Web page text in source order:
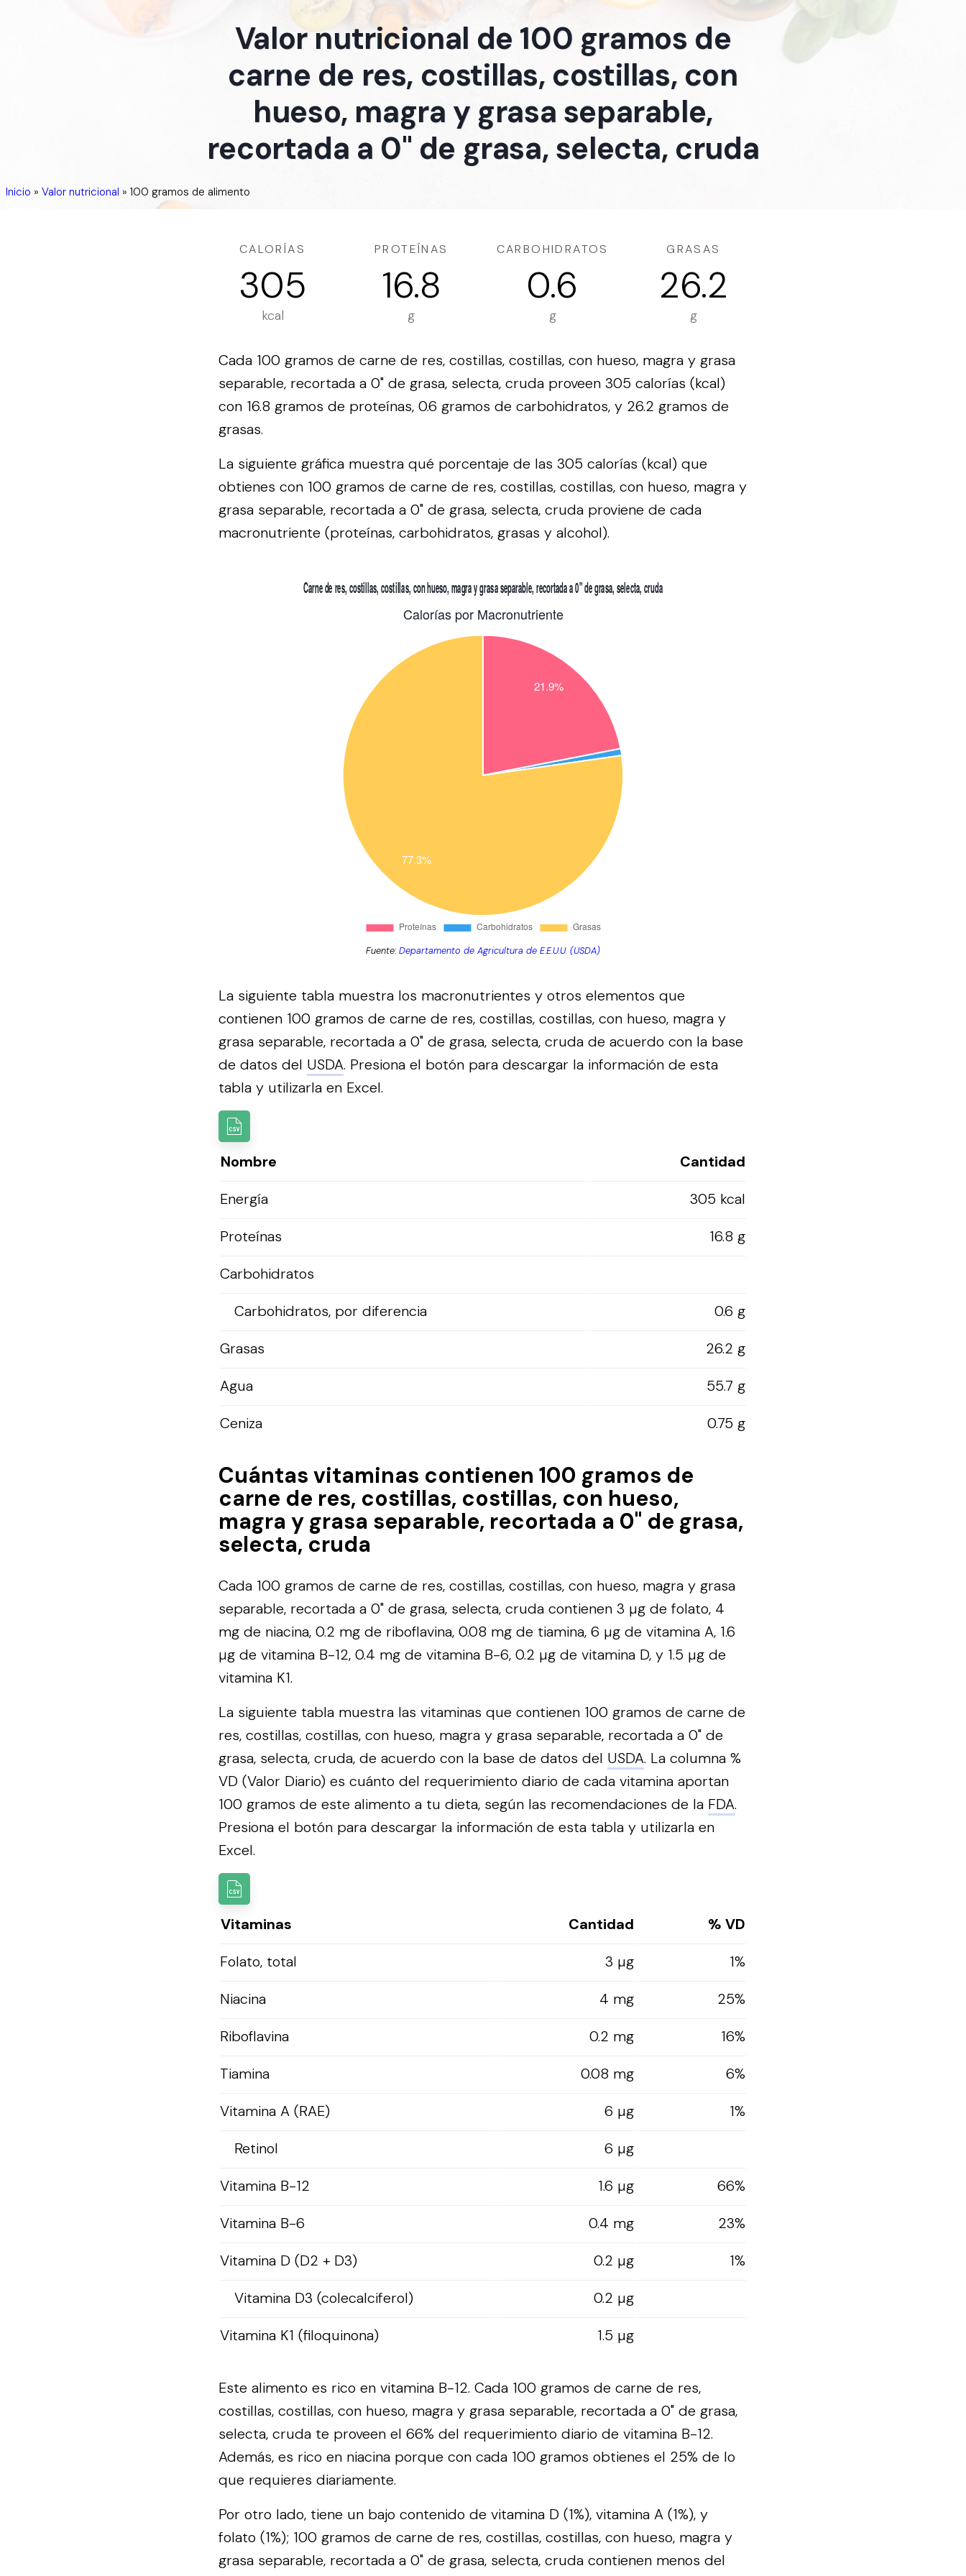
Valor nutricional de 100 gramos de
carne de res, costillas, costillas, con
hueso, magra y grasa separable,
recortada a 0" de grasa, selecta, cruda
Inicio » Valor nutricional » 100 gramos de alimento
CALORÍAS
305
kcal
PROTEÍNAS
16.8
g
CARBOHIDRATOS
0.6
g
GRASAS
26.2
g
Cada 100 gramos de carne de res, costillas, costillas, con hueso, magra y grasa
separable, recortada a 0" de grasa, selecta, cruda proveen 305 calorías (kcal)
con 16.8 gramos de proteínas, 0.6 gramos de carbohidratos, y 26.2 gramos de
grasas.
La siguiente gráfica muestra qué porcentaje de las 305 calorías (kcal) que
obtienes con 100 gramos de carne de res, costillas, costillas, con hueso, magra y
grasa separable, recortada a 0" de grasa, selecta, cruda proviene de cada
macronutriente (proteínas, carbohidratos, grasas y alcohol).
Fuente:Departamento de Agricultura de E.E.U.U. (USDA)
La siguiente tabla muestra los macronutrientes y otros elementos que
contienen 100 gramos de carne de res, costillas, costillas, con hueso, magra y
grasa separable, recortada a 0" de grasa, selecta, cruda de acuerdo con la base
de datos del USDA. Presiona el botón para descargar la información de esta
tabla y utilizarla en Excel.
Nombre
Cantidad
Energía
305 kcal
Proteínas
16.8 g
Carbohidratos
Carbohidratos, por diferencia
0.6 g
Grasas
26.2 g
Agua
55.7 g
Ceniza
0.75 g
Cuántas vitaminas contienen 100 gramos de
carne de res, costillas, costillas, con hueso,
magra y grasa separable, recortada a 0" de grasa,
selecta, cruda
Cada 100 gramos de carne de res, costillas, costillas, con hueso, magra y grasa
separable, recortada a 0" de grasa, selecta, cruda contienen 3 µg de folato, 4
mg de niacina, 0.2 mg de riboflavina, 0.08 mg de tiamina, 6 µg de vitamina A, 1.6
µg de vitamina B-12, 0.4 mg de vitamina B-6, 0.2 µg de vitamina D, y 1.5 µg de
vitamina K1.
La siguiente tabla muestra las vitaminas que contienen 100 gramos de carne de
res, costillas, costillas, con hueso, magra y grasa separable, recortada a 0" de
grasa, selecta, cruda, de acuerdo con la base de datos del USDA. La columna %
VD (Valor Diario) es cuánto del requerimiento diario de cada vitamina aportan
100 gramos de este alimento a tu dieta, según las recomendaciones de la FDA.
Presiona el botón para descargar la información de esta tabla y utilizarla en
Excel.
Vitaminas Cantidad
% VD
Folato, total
3 µg
1%
Niacina
4 mg
25%
Riboflavina
0.2 mg
16%
Tiamina
0.08 mg
6%
Vitamina A (RAE)
6 µg
1%
Retinol
6 µg
Vitamina B-12
1.6 µg
66%
Vitamina B-6
0.4 mg
23%
Vitamina D (D2 + D3)
0.2 µg
1%
Vitamina D3 (colecalciferol)
0.2 µg
Vitamina K1 (filoquinona)
1.5 µg
Este alimento es rico en vitamina B-12. Cada 100 gramos de carne de res,
costillas, costillas, con hueso, magra y grasa separable, recortada a 0" de grasa,
selecta, cruda te proveen el 66% del requerimiento diario de vitamina B-12.
Además, es rico en niacina porque con cada 100 gramos obtienes el 25% de lo
que requieres diariamente.
Por otro lado, tiene un bajo contenido de vitamina D (1%), vitamina A (1%), y
folato (1%); 100 gramos de carne de res, costillas, costillas, con hueso, magra y
grasa separable, recortada a 0" de grasa, selecta, cruda contienen menos del